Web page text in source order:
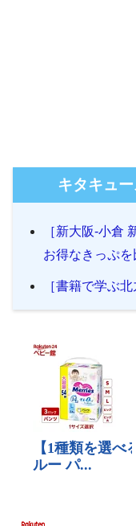
キタキュ
［新大阪-小倉
お得なきっぷを
［書籍で学ぶ